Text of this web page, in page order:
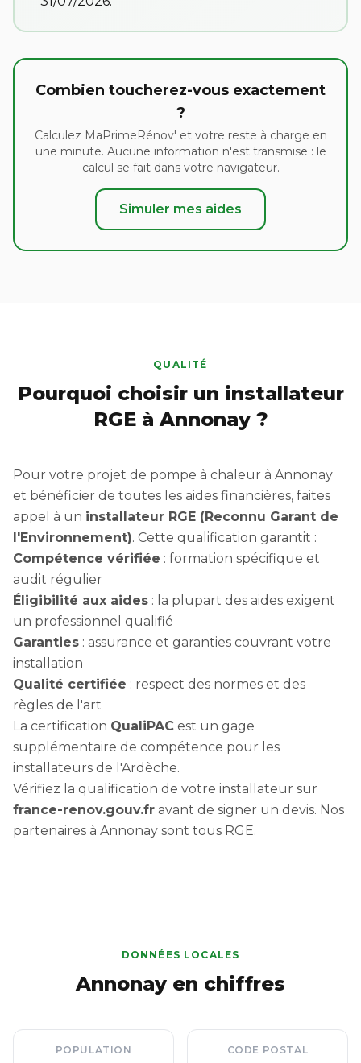
Combien toucherez-vous exactement
?
Calculez MaPrimeRénov' et votre reste à charge en
une minute. Aucune information n'est transmise : le
calcul se fait dans votre navigateur.
Simuler mes aides
QUALITÉ
Pourquoi choisir un installateur
RGE à Annonay ?
Pour votre projet de pompe à chaleur à Annonay
et bénéficier de toutes les aides financières, faites
appel à un installateur RGE (Reconnu Garant de
l'Environnement). Cette qualification garantit :
Compétence vérifiée : formation spécifique et
audit régulier
Éligibilité aux aides : la plupart des aides exigent
un professionnel qualifié
Garanties : assurance et garanties couvrant votre
installation
Qualité certifiée : respect des normes et des
règles de l'art
La certification QualiPAC est un gage
supplémentaire de compétence pour les
installateurs de l'Ardèche.
Vérifiez la qualification de votre installateur sur
france-renov.gouv.fr avant de signer un devis. Nos
partenaires à Annonay sont tous RGE.
DONNÉES LOCALES
Annonay en chiffres
POPULATION CODE POSTAL